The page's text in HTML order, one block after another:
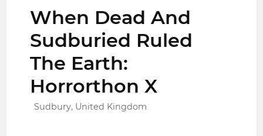
When Dead And
Sudburied Ruled
The Earth:
Horrorthon X
Sudbury, United Kingdom